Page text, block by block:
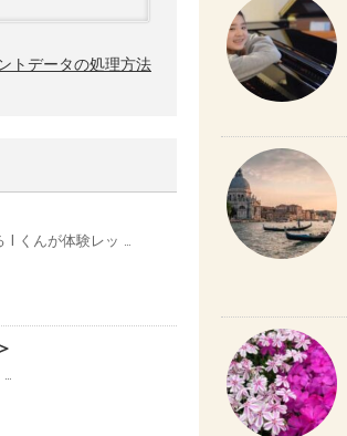
トデータの処理方法
I くんが体験レッ …
…